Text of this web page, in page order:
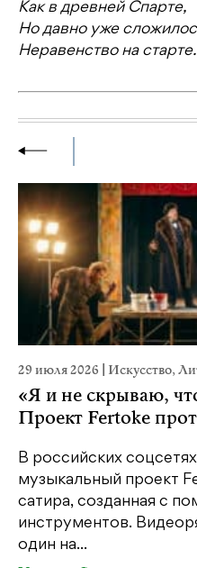
Как в древней Спарте,
Но давно уже
Неравенство на старте.
29 июля 2026 Искусство,
«Я и не скрываю,
Проект Fertoke
В российских
музыкальный проект
сатира, созданная с
инструментов.
один на...